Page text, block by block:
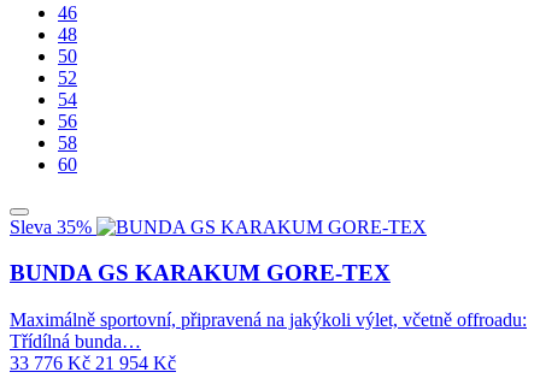
46
48
50
52
54
56
58
60
Sleva 35%
BUNDA GS KARAKUM GORE-TEX
Maximálně sportovní, připravená na jakýkoli výlet, včetně offroadu:
Třídílná bunda…
33 776 Kč 21 954 Kč